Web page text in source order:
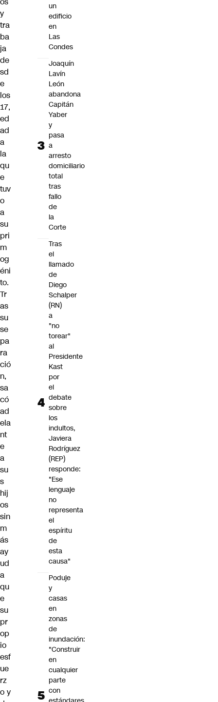
y
tra
ba
ja
de
sd
e
los
17,
ed
ad
a
la
qu
e
tuv
o
a
su
pri
m
og
éni
to.
Tr
as
su
se
pa
ra
ció
n,
sa
có
ad
ela
nt
e
a
su
s
hij
os
sin
m
ás
ay
ud
a
qu
e
su
pr
op
io
esf
ue
rz
o y
un
edificio
en
Las
Condes
Joaquín
Lavín
León
abandona
Capitán
Yaber
y
pasa
a
arresto
domiciliario
total
tras
fallo
de
la
Corte
Tras
el
llamado
de
Diego
Schalper
(RN)
a
"no
torear"
al
Presidente
Kast
por
el
debate
sobre
los
indultos,
Javiera
Rodríguez
(REP)
responde:
"Ese
lenguaje
no
representa
el
espíritu
de
esta
causa"
Poduje
y
casas
en
zonas
de
inundación:
"Construir
en
cualquier
parte
con